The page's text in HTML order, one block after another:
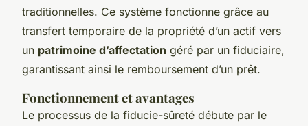
traditionnelles. Ce système fonctionne grâce au
transfert temporaire de la propriété d’un actif vers
un patrimoine d’affectation géré par un fiduciaire,
garantissant ainsi le remboursement d’un prêt.
Fonctionnement et avantages
Le processus de la fiducie-sûreté débute par le